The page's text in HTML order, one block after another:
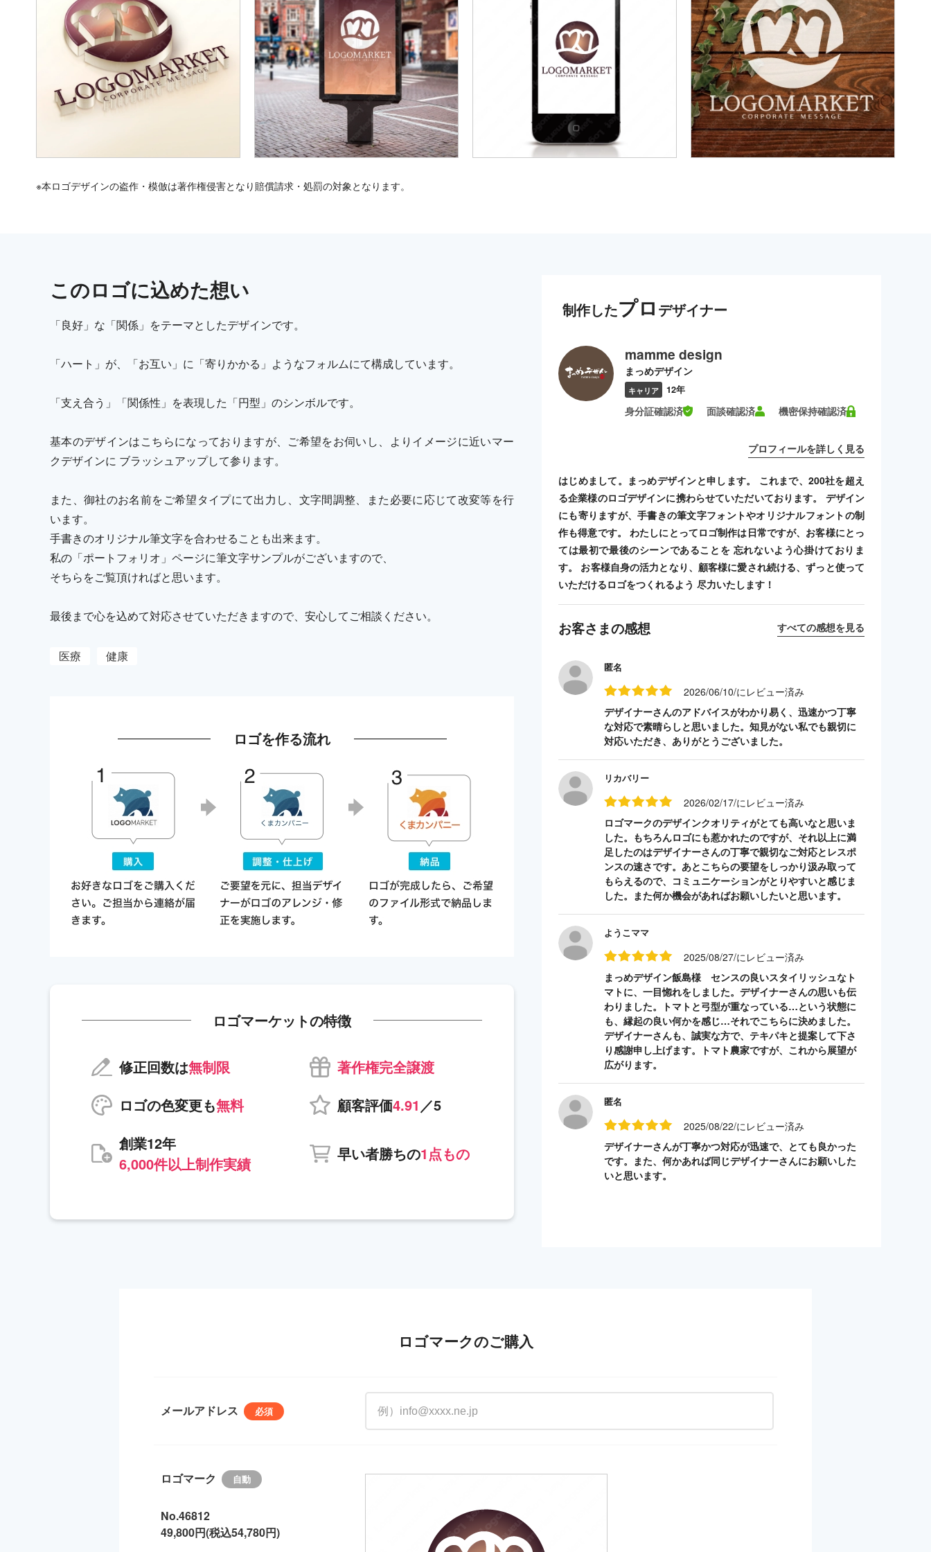
※本ロゴデザインの盗作・模倣は著作権侵害となり賠償請求・処罰の対象となります。
このロゴに込めた想い
「良好」な「関係」をテーマとしたデザインです。
「ハート」が、「お互い」に「寄りかかる」ようなフォルムにて構成しています。
「支え合う」「関係性」を表現した「円型」のシンボルです。
基本のデザインはこちらになっておりますが、ご希望をお伺いし、よりイメージに近いマー
クデザインに ブラッシュアップして参ります。
また、御社のお名前をご希望タイプにて出力し、文字間調整、また必要に応じて改変等を行
います。
手書きのオリジナル筆文字を合わせることも出来ます。
私の「ポートフォリオ」ページに筆文字サンプルがございますので、
そちらをご覧頂ければと思います。
最後まで心を込めて対応させていただきますので、安心してご相談ください。
医療 健康
ロゴを作る流れ
ロゴマーケットの特徴
修正回数は無制限
著作権完全譲渡
ロゴの色変更も無料 顧客評価4.91 ／5
創業12年
6,000件以上制作実績
早い者勝ちの1点もの
制作したプロ デザイナー
mamme design
まっめデザイン
キャリア 12年
身分証確認済 面談確認済 機密保持確認済
プロフィールを詳しく見る
はじめまして。まっめデザインと申します。 これまで、200社を超え
る企業様のロゴデザインに携わらせていただいております。 デザイン
にも寄りますが、手書きの筆文字フォントやオリジナルフォントの制
作も得意です。 わたしにとってロゴ制作は日常ですが、お客様にとっ
ては最初で最後のシーンであることを 忘れないよう心掛けておりま
す。 お客様自身の活力となり、顧客様に愛され続ける、ずっと使って
いただけるロゴをつくれるよう 尽力いたします！
お客さまの感想 すべての感想を見る
匿名
2026/06/10/にレビュー済み
デザイナーさんのアドバイスがわかり易く、迅速かつ丁寧
な対応で素晴らしと思いました。知見がない私でも親切に
対応いただき、ありがとうございました。
リカバリー
2026/02/17/にレビュー済み
ロゴマークのデザインクオリティがとても高いなと思いま
した。もちろんロゴにも惹かれたのですが、それ以上に満
足したのはデザイナーさんの丁寧で親切なご対応とレスポ
ンスの速さです。あとこちらの要望をしっかり汲み取って
もらえるので、コミュニケーションがとりやすいと感じま
した。また何か機会があればお願いしたいと思います。
ようこママ
2025/08/27/にレビュー済み
まっめデザイン飯島様 センスの良いスタイリッシュなト
マトに、一目惚れをしました。デザイナーさんの思いも伝
わりました。トマトと弓型が重なっている…という状態に
も、縁起の良い何かを感じ…それでこちらに決めました。
デザイナーさんも、誠実な方で、テキパキと提案して下さ
り感謝申し上げます。トマト農家ですが、これから展望が
広がります。
匿名
2025/08/22/にレビュー済み
デザイナーさんが丁寧かつ対応が迅速で、とても良かった
です。また、何かあれば同じデザイナーさんにお願いした
いと思います。
ロゴマークのご購入
メールアドレス
ロゴマーク
No.46812
49,800円(税込54,780円)